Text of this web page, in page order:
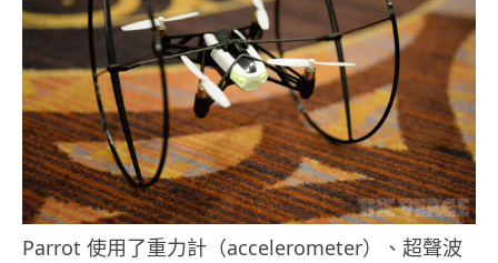
Parrot 使用了重力計（accelerometer）、超聲波